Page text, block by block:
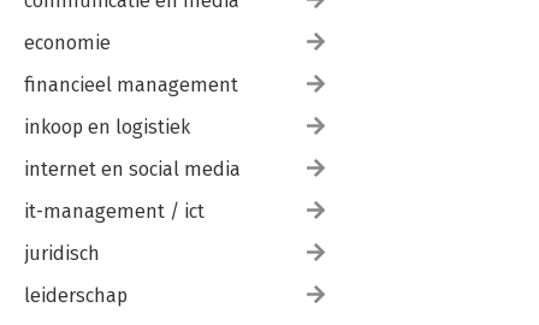
economie
financieel management
inkoop en logistiek
internet en social media
it-management / ict
juridisch
leiderschap